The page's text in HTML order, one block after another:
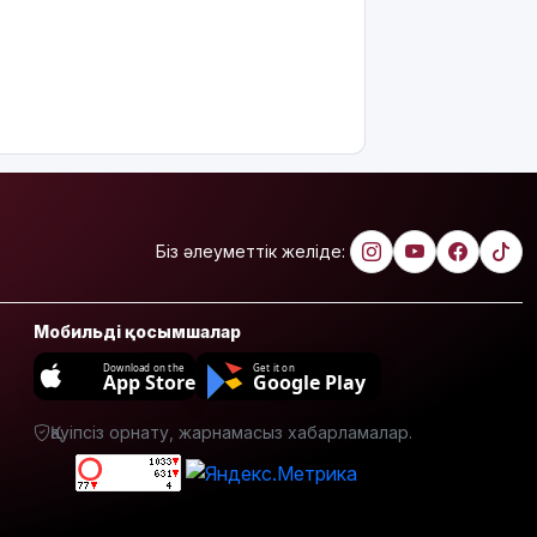
жасанды
Қосшылық
тұрғын
млн теңгеге
жуық ақша
аударған
Біз әлеуметтік желіде:
Мобильді қосымшалар
Download on the
App Store
Get it on
Google Play
Қауіпсіз орнату, жарнамасыз хабарламалар.